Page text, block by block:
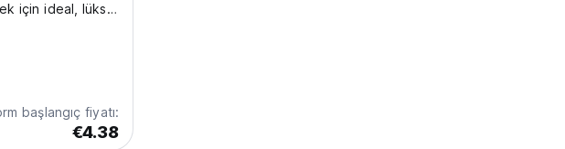
için ideal, lüks
başlangıç fiyatı:
€4.38